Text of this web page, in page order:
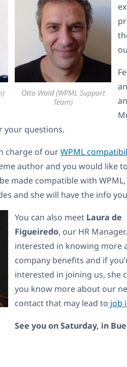
Otto Wald (WPML Support
Team)
your questions.
charge of ourWPML
author and you would like
made compatible with
and she will have the info
You can also meet Laura de
Figueiredo, our HR
interested in knowing more
company benefits and if
interested in joining us, she
you know more about our
contact that may lead to job
See you on Saturday, in